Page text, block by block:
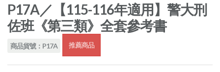
P17A／【115-116年適用】警大刑
佐班《第三類》全套參考書
商品貨號：P17A 推薦商品